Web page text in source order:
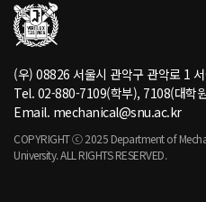
(우) 08826 서울시 관악구 관악로 1
Tel. 02-880-7109(학부), 7108(대학
Email. mechanical@snu.ac.kr
COPYRIGHT ⓒ 2025 Department of
University. ALL RIGHTS RESERVED.